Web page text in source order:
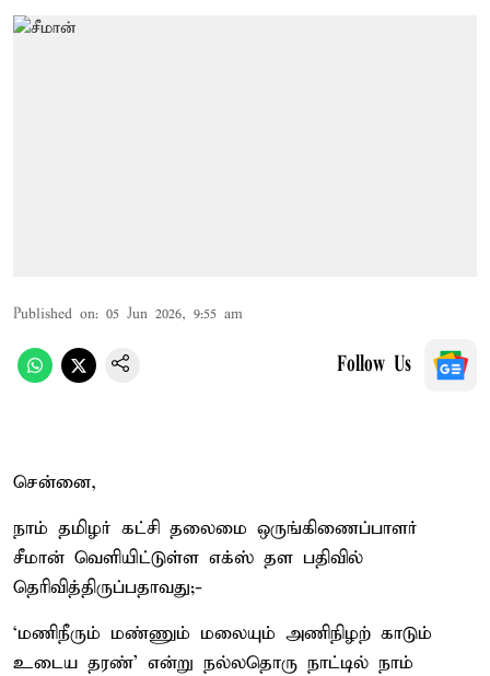
Published on: 05 Jun 2026, 9:55 am
Follow Us
சென்னை,
நாம் தமிழர் கட்சி தலைமை ஒருங்கிணைப்பாளர்
சீமான் வெளியிட்டுள்ள எக்ஸ் தள பதிவில்
தெரிவித்திருப்பதாவது;-
‘மணிநீரும் மண்ணும் மலையும் அணிநிழற் காடும்
உடைய தரண்’ என்று நல்லதொரு நாட்டில் நாம்